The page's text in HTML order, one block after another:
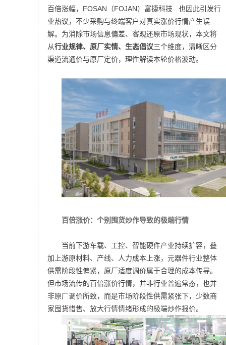
道行情与原厂定价差异
百倍涨幅，FOSAN（FOJAN） 富捷科技
也因此引发行
业热议，不少采购与终端客户对真实涨价行情产生误
解。为消除市场信息偏差、客观还原市场现状，本文将
从行业规律、原厂实情、生态倡议三个维度，清晰区分
渠道流通价与原厂定价，理性解读本轮价格波动。
百倍涨价：个别囤货炒作导致的极端行情
当前下游车载、工控、智能硬件产业持续扩容，叠
加上游原材料、产线、人力成本上涨，元器件行业整体
供需阶段性偏紧，原厂适度调价属于合理的成本传导。
但市场流传的百倍涨价行情，并非行业普遍常态，也并
非原厂调价所致，而是市场阶段性供需紧张下，少数商
家囤货惜售、放大行情情绪形成的极端炒作报价。